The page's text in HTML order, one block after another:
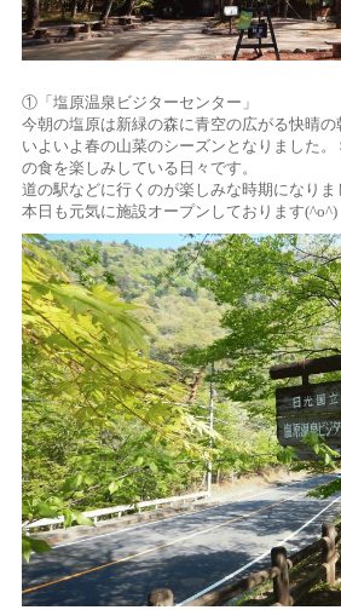
①「塩原温泉ビジターセンター」
今朝の塩原は新緑の森に青空の広がる快晴の
いよいよ春の山菜のシーズンとなりました
の食を楽しみしている日々です。
道の駅などに行くのが楽しみな時期になりま
本日も元気に施設オープンしております(^o^)